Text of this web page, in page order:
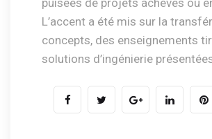
puisées de projets achevés ou
L’accent a été mis sur la
concepts, des enseignements
solutions d’ingénierie